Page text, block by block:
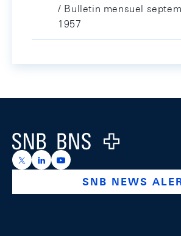
/ Bulletin mensuel
1957
Logo
https://x.com/snb_bns
https://ch.linkedin.com/
https://
SNB NEWS